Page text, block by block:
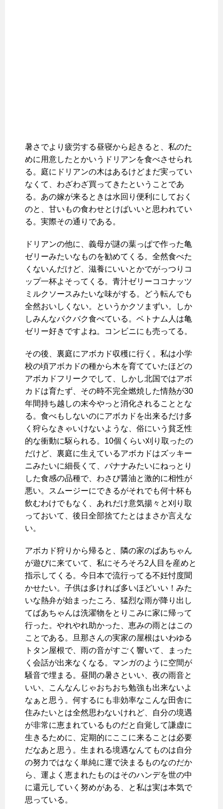
暑さでより疲労する昼寝から起きると、私のた
めに用意したとかいうドリアンを食べさせられ
る。庭にドリアンの木はあるけどまだ実ってい
なくて、わざわざ買ってきたということであ
る。あの嫁が来るときは水回り便利にしておく
のと、甘いもの食わせとけばいいと思われてい
る。実際その通りである。
ドリアンの他に、義母が謎の葉っぱで作った亀
ゼリーみたいなものを勧めてくる。全然食べた
くないんだけど、滋養にいいとかでがっつりコ
ップ一杯よそってくる。青汁ゼリーココナッツ
ミルクソースみたいな味がする。どう転んでも
全然おいしくない。というかクソまずい。しか
しみんなバクバク食べている。ベトナム人は亀
ゼリー好きですよね。コンビニにも売ってる。
その後、裏庭にアボカド収穫に行く。私は小学
校の頃アボカドの種から木を育てていたほどの
アボカドフリークでして、しかし北国ではアボ
カドは育たず、その時不完全燃焼した情熱が30
年間持ち越しの末今やっと消化されることとな
る。食べもしないのにアボカドを出来るだけ多
く狩らなきゃいけないような、俗にいう貧乏性
的な衝動に駆られる。10個くらい刈り取ったの
だけど、裏庭に生えているアボカドはズッキー
ニみたいに細長くて、バナナみたいにねっとり
した食感の品種で、わさび醤油と激的に相性が
悪い。スムージーにできるがそれでも何十杯も
飲むわけでもなく、あれだけ意気揚々と刈り取
っておいて、後日全部捨てたとはまさか言えな
い。
アボカド狩りから帰ると、隣の家のばあちゃん
が遊びに来ていて、私にそろそろ2人目を産めと
指示してくる。今日本で流行ってる不妊忖度聞
かせたい。子供は多ければ多いほどいい！みた
いな熱弁が始まったころ、猛烈な雨が降り出し
てばあちゃんは洗濯物をとりこみに家に帰って
行った。やれやれ助かった、恵みの雨とはこの
ことである。旦那さんの実家の屋根はいわゆる
トタン屋根で、雨の音がすごく響いて、まった
く会話が出来なくなる。マンガのように空間が
騒音で埋まる。昼間の暑さといい、夜の雨音と
いい、こんなんじゃおちおち勉強も出来ないよ
なぁと思う。何するにも非効率なこんな田舎に
住みたいとは全然思わないけれど、自分の境遇
が非常に恵まれているものだと自覚して謙虚に
生きるために、定期的にここに来ることは必要
だなあと思う。生まれる境遇なんてものは自分
の努力ではなく単純に運で決まるものなのだか
ら、運よく恵まれたものはそのハンデを世の中
に還元していく努めがある、と私は実は本気で
思っている。